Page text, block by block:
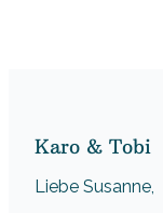
Karo & Tobi
Liebe Susanne,